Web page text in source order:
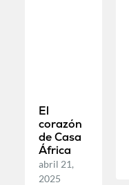
El
corazón
de Casa
África
abril 21,
2025